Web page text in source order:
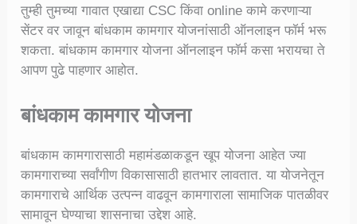
तुम्ही तुमच्या गावात एखाद्या CSC किंवा online कामे करणाऱ्या
सेंटर वर जावून बांधकाम कामगार योजनांसाठी ऑनलाइन फॉर्म भरू
शकता. बांधकाम कामगार योजना ऑनलाइन फॉर्म कसा भरायचा ते
आपण पुढे पाहणार आहोत.
बांधकाम कामगार योजना
बांधकाम कामगारासाठी महामंडळाकडून खूप योजना आहेत ज्या
कामगाराच्या सर्वांगीण विकासासाठी हातभार लावतात. या योजनेतून
कामगाराचे आर्थिक उत्पन्न वाढवून कामगाराला सामाजिक पातळीवर
सामावून घेण्याचा शासनाचा उद्देश आहे.